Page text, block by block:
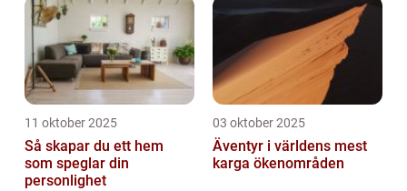
11 oktober 2025
Så skapar du ett hem
som speglar din
personlighet
03 oktober 2025
Äventyr i världens mest
karga ökenområden